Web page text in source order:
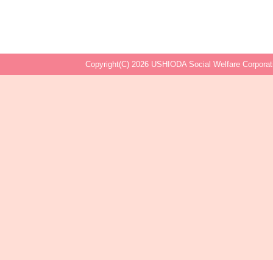
Copyright(C) 2026 USHIODA Social Welfare